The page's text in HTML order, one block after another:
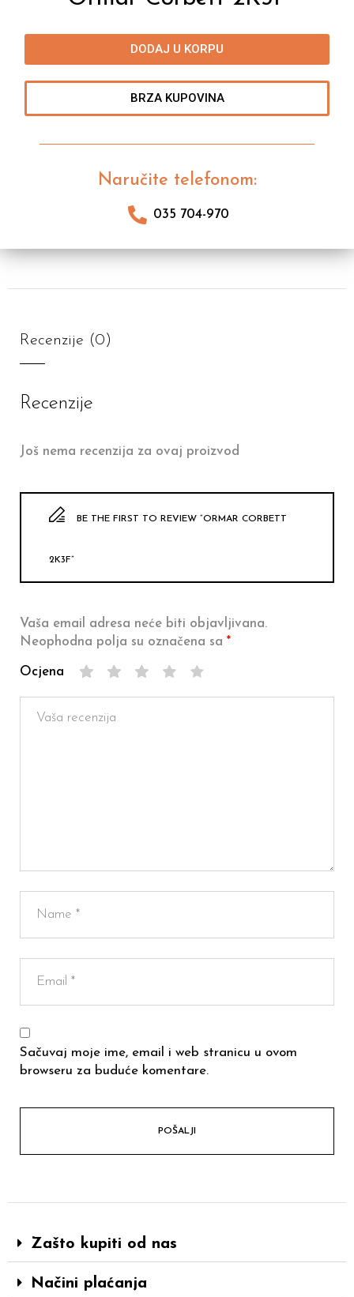
DODAJ U KORPU
BRZA KUPOVINA
Naručite telefonom:
035 704-970
Recenzije (0)
Recenzije
Još nema recenzija za ovaj proizvod
BE THE FIRST TO REVIEW “ORMAR CORBETT
2K3F”
Vaša email adresa neće biti objavljivana.
Neophodna polja su označena sa *
Ocjena
Sačuvaj moje ime, email i web stranicu u ovom
browseru za buduće komentare.
Zašto kupiti od nas
Načini plaćanja